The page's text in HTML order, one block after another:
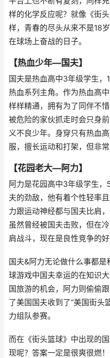
样的化学反应呢？就像《街
样，青春的尽头从来不是18
在球场上奋战的日子。
【热血少年—国夫】
国夫是热血高中3年级学生，
热血系列主角。作为热血高
样样精通，拥有为了同伴不
被危险的家伙抓走时会只身
义不良少年。身穿只有热血
服，擅长运动和打架，但非常
【花园老大—阿力】
阿力是花园高中3年级学生
夫的劲敌，他有着个性轻率
力跟运动神经都与国夫比肩
虽然曾经被国夫击败，但在
肩战斗，现在是良性竞争的好
国夫&阿力无论做什么事都
球游戏中国夫幸运的在知识
国旅游的机会，阿力则偷偷
了美国国夫收到了“美国街头
力组队参赛。
而在《街头篮球》中出现的
现呢？答案一定是很爽很燃